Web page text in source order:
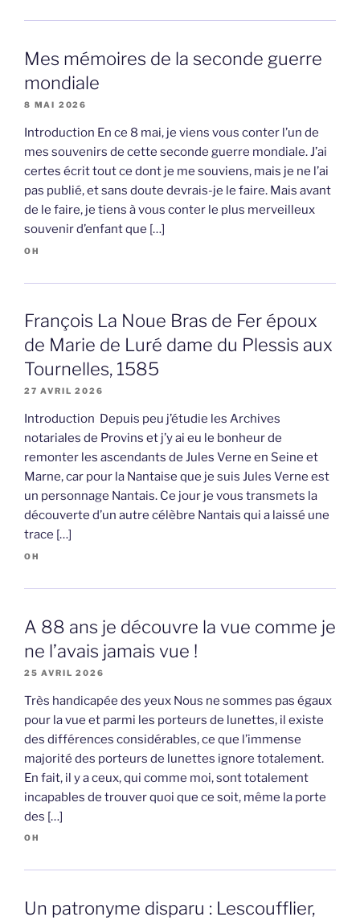
Mes mémoires de la seconde guerre
mondiale
8 MAI 2026
Introduction En ce 8 mai, je viens vous conter l’un de
mes souvenirs de cette seconde guerre mondiale. J’ai
certes écrit tout ce dont je me souviens, mais je ne l’ai
pas publié, et sans doute devrais-je le faire. Mais avant
de le faire, je tiens à vous conter le plus merveilleux
souvenir d’enfant que […]
OH
François La Noue Bras de Fer époux
de Marie de Luré dame du Plessis aux
Tournelles, 1585
27 AVRIL 2026
Introduction Depuis peu j’étudie les Archives
notariales de Provins et j’y ai eu le bonheur de
remonter les ascendants de Jules Verne en Seine et
Marne, car pour la Nantaise que je suis Jules Verne est
un personnage Nantais. Ce jour je vous transmets la
découverte d’un autre célèbre Nantais qui a laissé une
trace […]
OH
A 88 ans je découvre la vue comme je
ne l’avais jamais vue !
25 AVRIL 2026
Très handicapée des yeux Nous ne sommes pas égaux
pour la vue et parmi les porteurs de lunettes, il existe
des différences considérables, ce que l’immense
majorité des porteurs de lunettes ignore totalement.
En fait, il y a ceux, qui comme moi, sont totalement
incapables de trouver quoi que ce soit, même la porte
des […]
OH
Un patronyme disparu : Lescoufflier,